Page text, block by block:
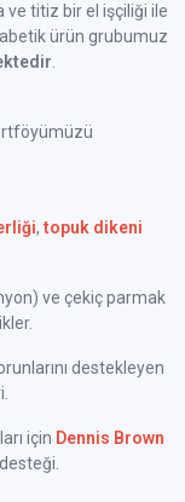
ve titiz bir el işçiliği ile
ürün grubumuz
.
,topuk dikeni
ve çekiç parmak
destekleyen
için Dennis Brown